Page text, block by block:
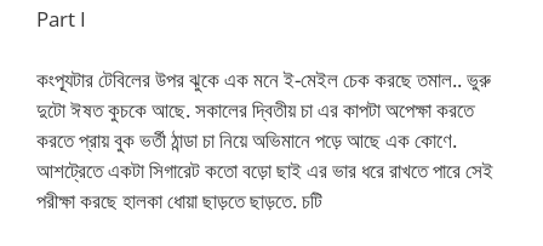
Part I
কংপ্যূটার টেবিলের উপর ঝুকে এক মনে ই-মেইল চেক করছে তমাল.. ভুরু
দুটো ঈষত কুচকে আছে. সকালের দ্বিতীয় চা এর কাপটা অপেক্ষা করতে
করতে প্রায় বুক ভর্তী ঠান্ডা চা নিয়ে অভিমানে পড়ে আছে এক কোণে.
আশট্রেতে একটা সিগারেট কতো বড়ো ছাই এর ভার ধরে রাখতে পারে সেই
পরীক্ষা করছে হালকা ধোয়া ছাড়তে ছাড়তে. চটি